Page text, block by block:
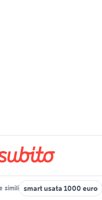
simili smart usata 1000 euro